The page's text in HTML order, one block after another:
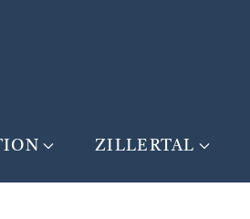
ZILLERTAL